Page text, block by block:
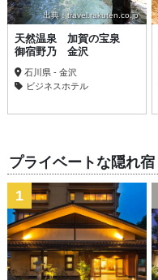
出典：travel.rakuten.co.jp
天然温泉 加賀の宝泉
御宿野乃 金沢
石川県 - 金沢
ビジネスホテル
プライベートな隠れ宿
1